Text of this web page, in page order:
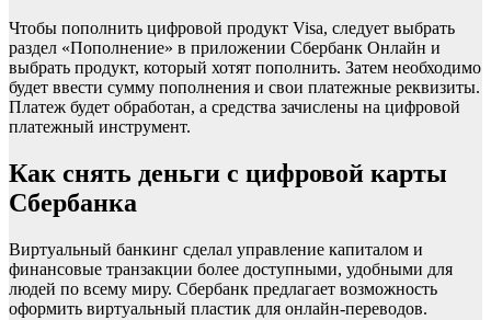
Чтобы пополнить цифровой продукт Visa, следует выбрать
раздел «Пополнение» в приложении Сбербанк Онлайн и
выбрать продукт, который хотят пополнить. Затем необходимо
будет ввести сумму пополнения и свои платежные реквизиты.
Платеж будет обработан, а средства зачислены на цифровой
платежный инструмент.
Как снять деньги с цифровой карты
Сбербанка
Виртуальный банкинг сделал управление капиталом и
финансовые транзакции более доступными, удобными для
людей по всему миру. Сбербанк предлагает возможность
оформить виртуальный пластик для онлайн-переводов.